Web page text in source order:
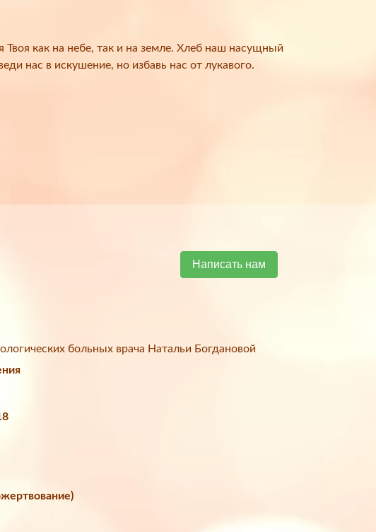
как на небе, так и на земле. Хлеб наш насущный
нас в искушение, но избавь нас от лукавого.
Написать нам
больных врача Натальи Богдановой